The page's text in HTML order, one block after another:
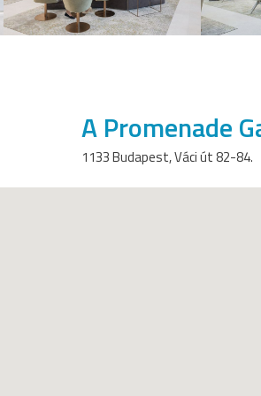
A Promenade
1133 Budapest, Váci út 82-84.